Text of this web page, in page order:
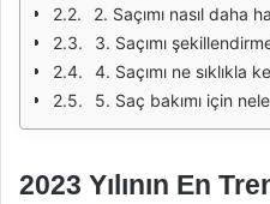
2. Saçımı nasıl daha
3. Saçımı şekillendirmek
4. Saçımı ne sıklıkla
5. Saç bakımı için
2023 Yılının En